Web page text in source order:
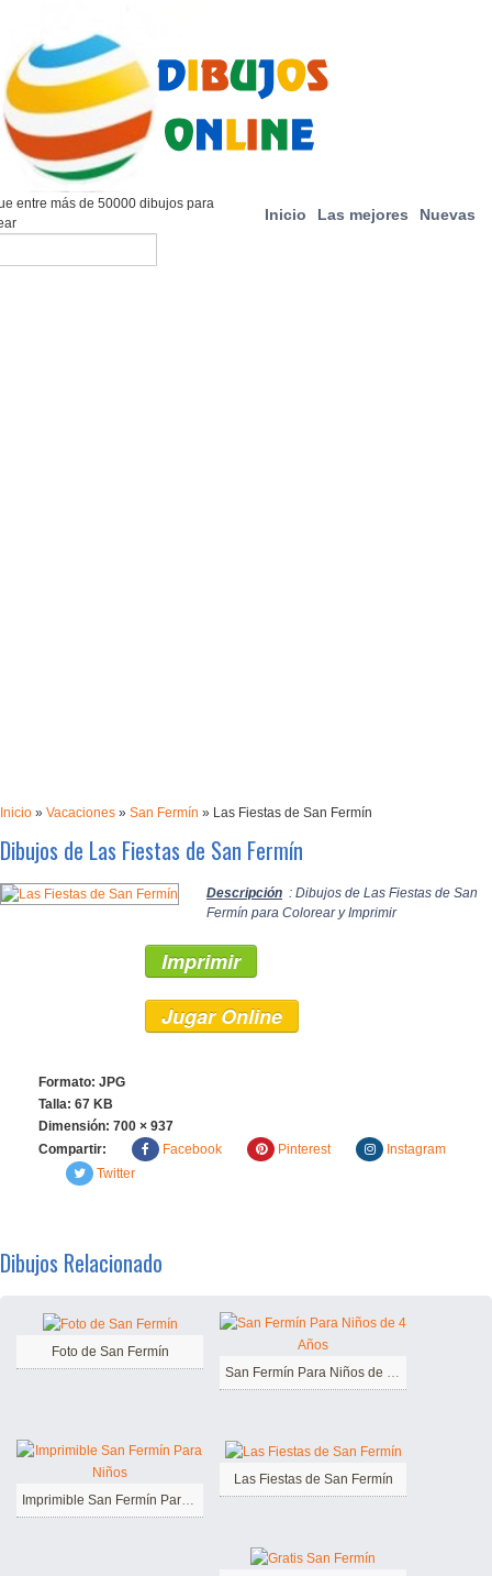
Inicio Las mejores Nuevas
entre más de 50000 dibujos para
Inicio » Vacaciones » San Fermín » Las Fiestas de San Fermín
Dibujos de Las Fiestas de San Fermín
Descripción : Dibujos de Las Fiestas de San
Fermín para Colorear y Imprimir
Imprimir
Jugar Online
Formato: JPG
Talla: 67 KB
Dimensión: 700 × 937
Compartir:
Facebook Pinterest
Instagram
Twitter
Dibujos Relacionado
Foto de San Fermín
San Fermín Para Niños de 4 Años
Imprimible San Fermín Para Niños
Las Fiestas de San Fermín